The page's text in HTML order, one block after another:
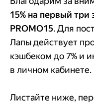
15% на первый три
PROMO15. Для
Лапы действует
кэшбеком до 7% и
в личном кабинете.
Листайте ниже,Добавить